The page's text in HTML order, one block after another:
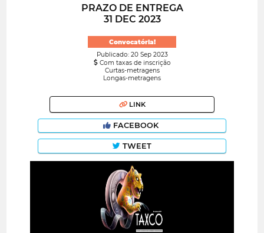
PRAZO DE ENTREGA
31 DEC 2023
Convocatória!
Publicado: 20 Sep 2023
Com taxas de inscrição
Curtas-metragens
Longas-metragens
LINK
FACEBOOK
TWEET